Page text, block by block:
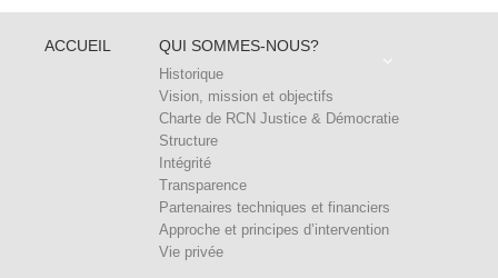
ACCUEIL QUI SOMMES-NOUS?
Historique
Vision, mission et objectifs
Charte de RCN Justice & Démocratie
Structure
Intégrité
Transparence
Partenaires techniques et financiers
Approche et principes d’intervention
Vie privée